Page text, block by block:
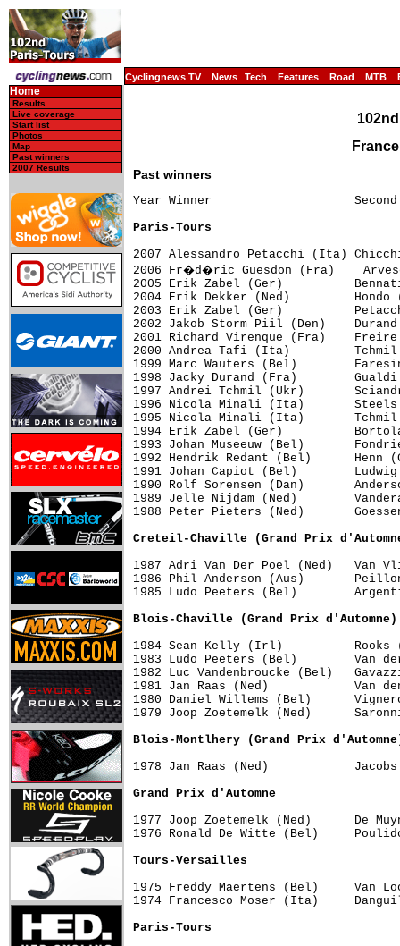
Cyclingnews TV News Tech Features Road MTB
Home
Results
Live coverage
Start list
Photos
Map
Past winners
2007 Results
Past winners
Year Winner
Paris-Tours
2007 Alessandro Petacchi (Ita)
2006 Fr�d�ric Guesdon (Fra)
2005 Erik Zabel (Ger)
2004 Erik Dekker (Ned)
2003 Erik Zabel (Ger)
2002 Jakob Storm Piil (Den)
2001 Richard Virenque (Fra)
2000 Andrea Tafi (Ita)
1999 Marc Wauters (Bel)
1998 Jacky Durand (Fra)
1997 Andrei Tchmil (Ukr)
1996 Nicola Minali (Ita)
1995 Nicola Minali (Ita)       Tchmil
1994 Erik Zabel (Ger)
1993 Johan Museeuw (Bel)
1992 Hendrik Redant (Bel)
1991 Johan Capiot (Bel)
1990 Rolf Sorensen (Dan)
1989 Jelle Nijdam (Ned)
1988 Peter Pieters (Ned)
Creteil-Chaville (Grand Prix
1987 Adri Van Der Poel (Ned)
1986 Phil Anderson (Aus)
1985 Ludo Peeters (Bel)
Blois-Chaville (Grand Prix
1984 Sean Kelly (Irl)          Rooks
1983 Ludo Peeters (Bel)        Van
1982 Luc Vandenbroucke (Bel)
1981 Jan Raas (Ned)            Van
1980 Daniel Willems (Bel)
1979 Joop Zoetemelk (Ned)
Blois-Montlhery (Grand Prix
1978 Jan Raas (Ned)
Grand Prix d'Automne
1977 Joop Zoetemelk (Ned)      De
1976 Ronald De Witte (Bel)
Tours-Versailles
1975 Freddy Maertens (Bel)     Van
1974 Francesco Moser (Ita)
Paris-Tours